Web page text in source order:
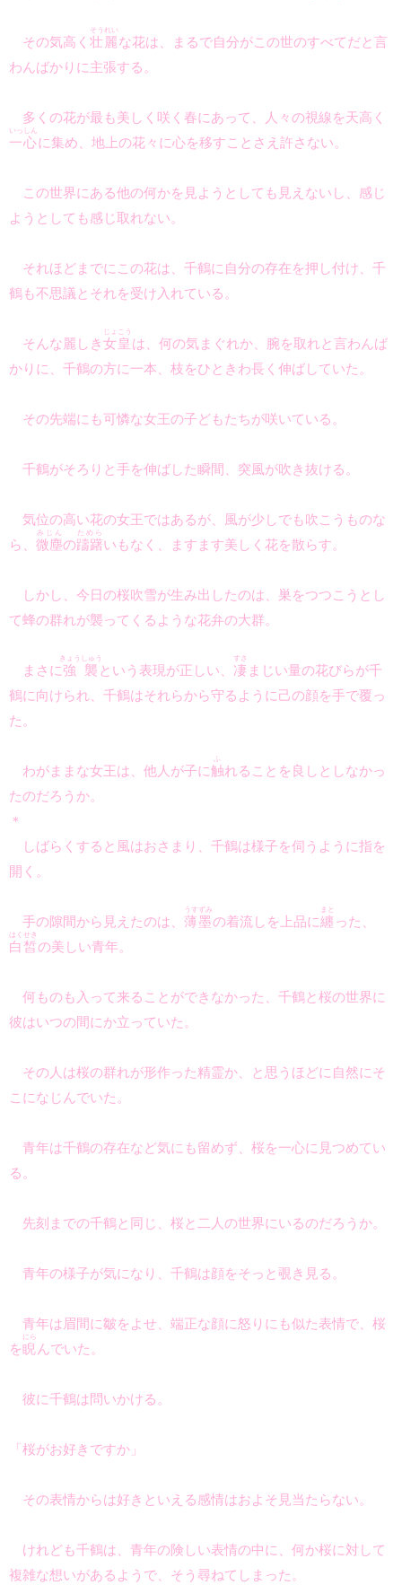
その気高く 壮麗
そうれい
な花は、まるで自分がこの世のすべてだと言
わんばかりに主張する。
多くの花が最も美しく咲く春にあって、人々の視線を天高く
一心
いっしん
に集め、地上の花々に心を移すことさえ許さない。
この世界にある他の何かを見ようとしても見えないし、感じ
ようとしても感じ取れない。
それほどまでにこの花は、千鶴に自分の存在を押し付け、千
鶴も不思議とそれを受け入れている。
そんな麗しき 女皇
じょこう
は、何の気まぐれか、腕を取れと言わんば
かりに、千鶴の方に一本、枝をひときわ長く伸ばしていた。
その先端にも可憐な女王の子どもたちが咲いている。
千鶴がそろりと手を伸ばした瞬間、突風が吹き抜ける。
気位の高い花の女王ではあるが、風が少しでも吹こうものな
ら、 微塵
みじん
の躊躇
ためら
いもなく、ますます美しく花を散らす。
しかし、今日の桜吹雪が生み出したのは、巣をつつこうとし
て蜂の群れが襲ってくるような花弁の大群。
まさに強襲
きょうしゅう
という表現が正しい、 凄
すさ
まじい量の花びらが千
鶴に向けられ、千鶴はそれらから守るように己の顔を手で覆っ
た。
わがままな女王は、他人が子に触
ふ
れることを良しとしなかっ
たのだろうか。
＊
しばらくすると風はおさまり、千鶴は様子を伺うように指を
開く。
手の隙間から見えたのは、 薄墨
うすずみ
の着流しを上品に纏
まと
った、
白皙
はくせき
の美しい青年。
何ものも入って来ることができなかった、千鶴と桜の世界に
彼はいつの間にか立っていた。
その人は桜の群れが形作った精霊か、と思うほどに自然にそ
こになじんでいた。
青年は千鶴の存在など気にも留めず、桜を一心に見つめてい
る。
先刻までの千鶴と同じ、桜と二人の世界にいるのだろうか。
青年の様子が気になり、千鶴は顔をそっと覗き見る。
青年は眉間に皺をよせ、端正な顔に怒りにも似た表情で、桜
を睨
にら
んでいた。
彼に千鶴は問いかける。
「桜がお好きですか」
その表情からは好きといえる感情はおよそ見当たらない。
けれども千鶴は、青年の険しい表情の中に、何か桜に対して
複雑な想いがあるようで、そう尋ねてしまった。